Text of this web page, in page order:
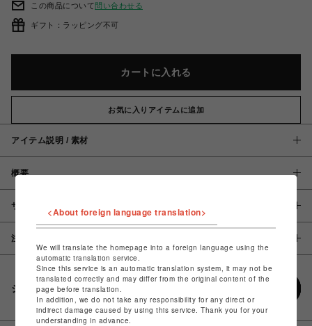
この商品について問い合わせる
ギフト：ラッピング不可
カートに入れる
お気に入りアイテムに追加
アイテム説明 / 素材
概要
サイズ
注意事項
シェアする
<About foreign language translation>
We will translate the homepage into a foreign language using the
automatic translation service.
Since this service is an automatic translation system, it may not be
translated correctly and may differ from the original content of the
page before translation.
In addition, we do not take any responsibility for any direct or
indirect damage caused by using this service. Thank you for your
understanding in advance.